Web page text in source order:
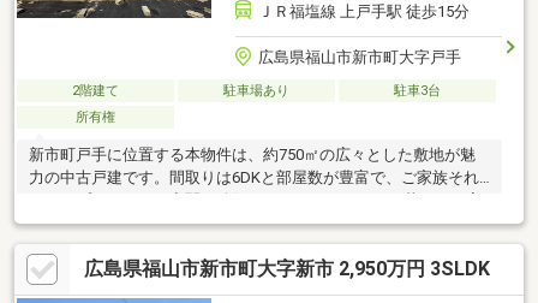
ＪＲ福塩線 上戸手駅 徒歩15分
広島県福山市新市町大字戸手
2階建て 駐車場あり
駐車3台
所有権
新市町戸手に位置する本物件は、約750㎡の広々とした敷地が魅
力の中古戸建です。間取りは6DKと部屋数が豊富で、ご家族それ
現できます。離れがあります。敷地内には駐車スペースも確保で
き、複数台駐車や来客時にも安心です。また、お庭や家庭菜園、
資材置き場など多用途に活用できる点も魅力のひとつ。建物は現
状利用も可能ですが、リフォームを行うことでさらに快適な住ま
広島県福山市新市町大字新市 2,950万円 3SLDK